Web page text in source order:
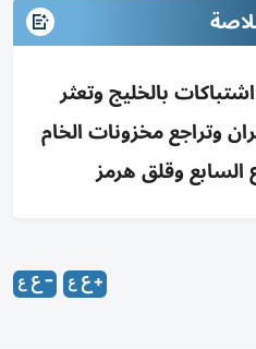
97$ مع اشتباكات بالخليج وتعثر
وتراجع مخزونات الخام
السابع وقلق هرمز